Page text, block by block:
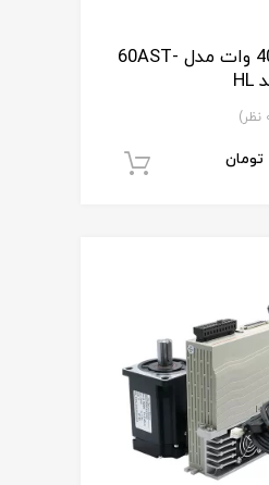
سروو موتور 400 وات مدل 60AST-
تومان